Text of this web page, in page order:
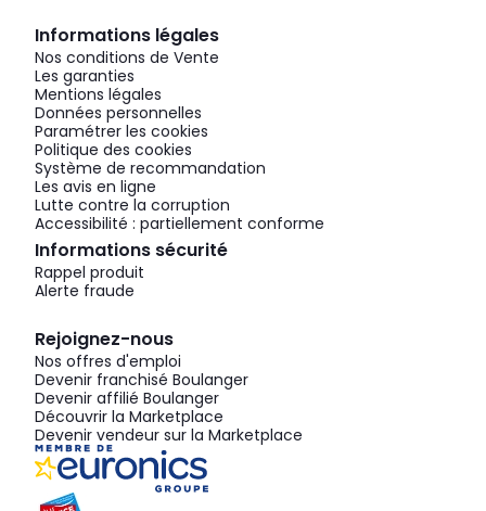
Informations légales
Nos conditions de Vente
Les garanties
Mentions légales
Données personnelles
Paramétrer les cookies
Politique des cookies
Système de recommandation
Les avis en ligne
Lutte contre la corruption
Accessibilité : partiellement conforme
Informations sécurité
Rappel produit
Alerte fraude
Rejoignez-nous
Nos offres d'emploi
Devenir franchisé Boulanger
Devenir affilié Boulanger
Découvrir la Marketplace
Devenir vendeur sur la Marketplace